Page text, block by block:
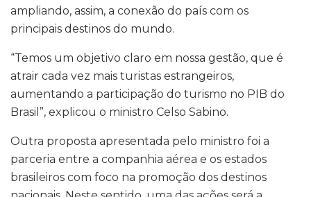
ampliando, assim, a conexão do país com os
principais destinos do mundo.
“Temos um objetivo claro em nossa gestão, que é
atrair cada vez mais turistas estrangeiros,
aumentando a participação do turismo no PIB do
Brasil”, explicou o ministro Celso Sabino.
Outra proposta apresentada pelo ministro foi a
parceria entre a companhia aérea e os estados
brasileiros com foco na promoção dos destinos